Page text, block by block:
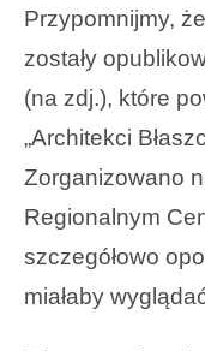
Przypomnijmy,
zostały
(na zdj.), które
„Architekci
Zorganizowano
Regionalnym
szczegółowo
miałaby